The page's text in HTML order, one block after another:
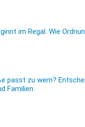
im Regal: Wie
passt zu wem?
Familien